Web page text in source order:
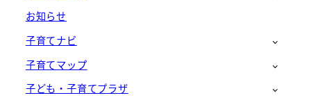
お知らせ
子育てナビ
子育てマップ
子ども・子育てプラザ